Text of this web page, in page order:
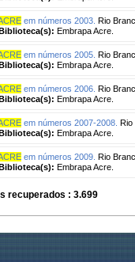
em números 2003. Rio
Embrapa Acre.
em números 2005. Rio
Embrapa Acre.
em números 2006. Rio
Embrapa Acre.
em números 2007-2008. Rio
Embrapa Acre.
em números 2009. Rio
Embrapa Acre.
recuperados : 3.699